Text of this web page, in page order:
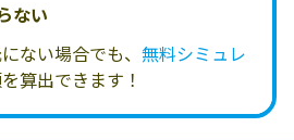
ない
ない場合でも、 無料シミュレ
算出できます！